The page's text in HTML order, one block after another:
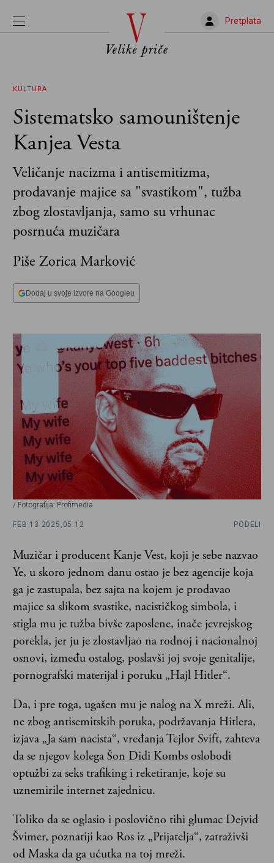
Pretplata
KULTURA
Sistematsko samouništenje
Kanjea Vesta
Veličanje nacizma i antisemitizma,
prodavanje majice sa "svastikom", tužba
zbog zlostavljanja, samo su vrhunac
posrnuća muzičara
Piše Zorica Marković
Dodaj u svoje izvore na Googleu
/ Fotografija: Profimedia
FEB 13 2025, 05:12 PODELI
Muzičar i producent Kanje Vest, koji je sebe nazvao
Ye, u skoro jednom danu ostao je bez agencije koja
ga je zastupala, bez sajta na kojem je prodavao
majice sa slikom svastike, nacističkog simbola, i
stigla mu je tužba bivše zaposlene, inače jevrejskog
porekla, jer ju je zlostavljao na rodnoj i nacionalnoj
osnovi, između ostalog, poslavši joj svoje genitalije,
pornografski materijal i poruku „Hajl Hitler“.
Da, i pre toga, ugašen mu je nalog na X mreži. Ali,
ne zbog antisemitskih poruka, podržavanja Hitlera,
izjava „Ja sam nacista“, vređanja Tejlor Svift, zahteva
da se njegov kolega Šon Didi Kombs oslobodi
optužbi za seks trafiking i reketiranje, koje su
uznemirile internet zajednicu.
Toliko da se oglasio i poslovično tihi glumac Dejvid
Švimer, poznatiji kao Ros iz „Prijatelja“, zatraživši
od Maska da ga ućutka na toj mreži.